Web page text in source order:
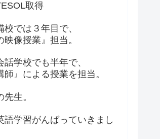
取得
校では３年目で、
映像授業』担当。
話学校でも半年で、
師』による授業を担当。
生。
語学習がんばっていきまし